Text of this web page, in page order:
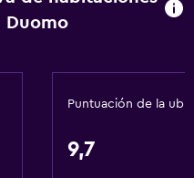
Duomo
Puntuación de la
9,7